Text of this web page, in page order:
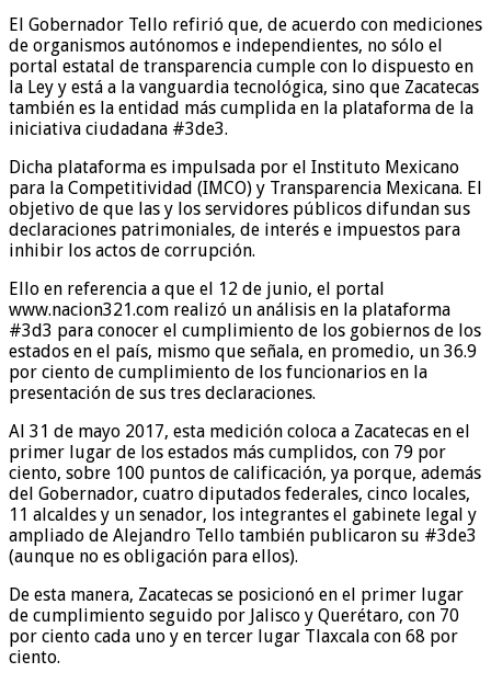
El Gobernador Tello refirió que, de acuerdo con mediciones
de organismos autónomos e independientes, no sólo el
portal estatal de transparencia cumple con lo dispuesto en
la Ley y está a la vanguardia tecnológica, sino que Zacatecas
también es la entidad más cumplida en la plataforma de la
iniciativa ciudadana #3de3.
Dicha plataforma es impulsada por el Instituto Mexicano
para la Competitividad (IMCO) y Transparencia Mexicana. El
objetivo de que las y los servidores públicos difundan sus
declaraciones patrimoniales, de interés e impuestos para
inhibir los actos de corrupción.
Ello en referencia a que el 12 de junio, el portal
www.nacion321.com realizó un análisis en la plataforma
#3d3 para conocer el cumplimiento de los gobiernos de los
estados en el país, mismo que señala, en promedio, un 36.9
por ciento de cumplimiento de los funcionarios en la
presentación de sus tres declaraciones.
Al 31 de mayo 2017, esta medición coloca a Zacatecas en el
primer lugar de los estados más cumplidos, con 79 por
ciento, sobre 100 puntos de calificación, ya porque, además
del Gobernador, cuatro diputados federales, cinco locales,
11 alcaldes y un senador, los integrantes el gabinete legal y
ampliado de Alejandro Tello también publicaron su #3de3
(aunque no es obligación para ellos).
De esta manera, Zacatecas se posicionó en el primer lugar
de cumplimiento seguido por Jalisco y Querétaro, con 70
por ciento cada uno y en tercer lugar Tlaxcala con 68 por
ciento.